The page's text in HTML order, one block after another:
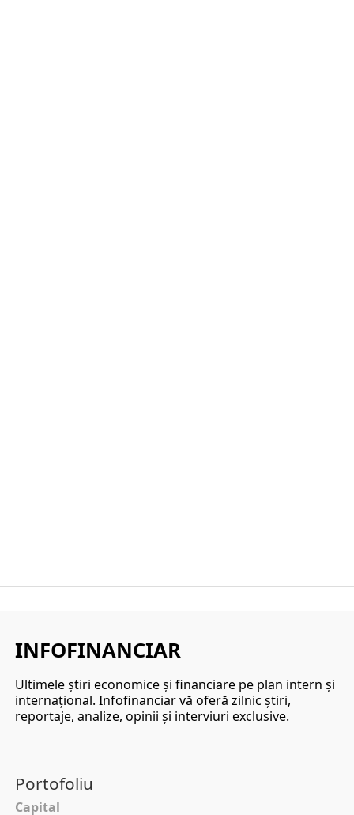
INFOFINANCIAR
Ultimele ştiri economice şi financiare pe plan intern şi
internaţional. Infofinanciar vă oferă zilnic ştiri,
reportaje, analize, opinii şi interviuri exclusive.
Portofoliu
Capital